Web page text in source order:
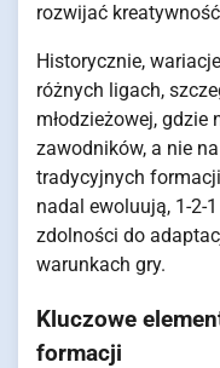
rozwijać
Historycznie,
różnych ligach,
młodzieżowej, gdzie
zawodników, a nie
tradycyjnych
nadal ewoluują, 1-2-
zdolności do
warunkach gry.
Kluczowe
formacji